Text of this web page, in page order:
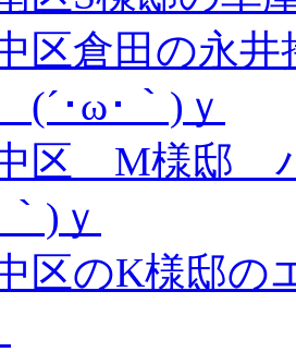
区倉田の永
･ω･｀)ｙ
区 M様邸
)ｙ
区のK様邸の